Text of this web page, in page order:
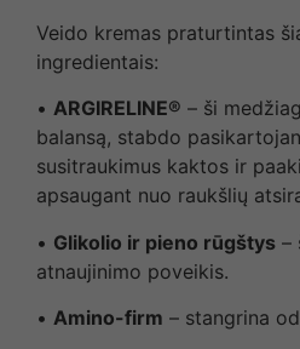
Veido kremas praturtintas
ingredientais:
• ARGIRELINE® – ši
balansą, stabdo
susitraukimus kaktos ir
apsaugant nuo raukšlių
• Glikolio ir pieno rūgštys –
atnaujinimo poveikis.
• Amino-firm – stangrina